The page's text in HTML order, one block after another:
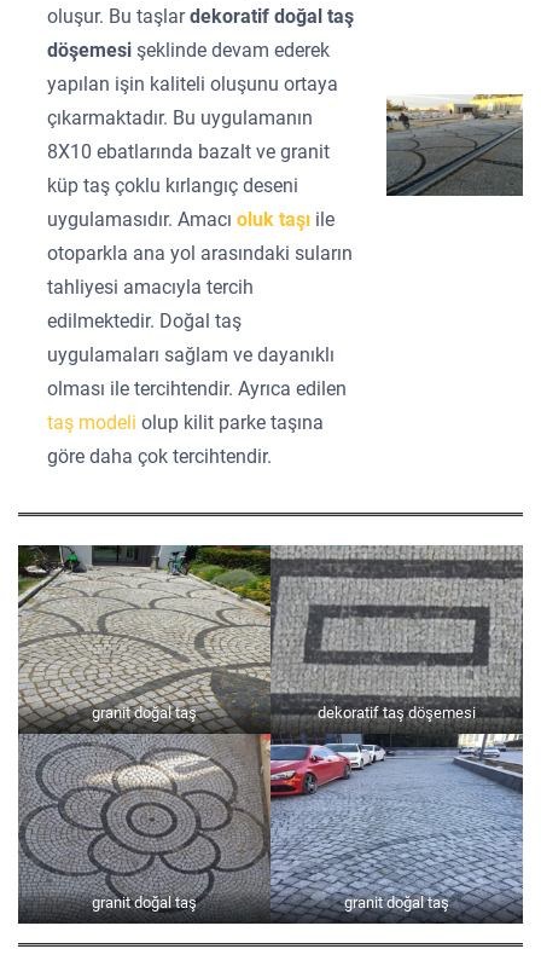
oluşur. Bu taşlardekoratif doğal taş
döşemesişeklinde devam ederek
yapılan işin kaliteli oluşunu ortaya
çıkarmaktadır. Bu uygulamanın
8X10 ebatlarında bazalt ve granit
küp taş çoklu kırlangıç deseni
uygulamasıdır. Amacıoluk taşı ile
otoparkla ana yol arasındaki suların
tahliyesi amacıyla tercih
edilmektedir. Doğal taş
uygulamaları sağlam ve dayanıklı
olması ile tercihtendir. Ayrıca edilen
taş modeliolup kilit parke taşına
göre daha çok tercihtendir.
granit doğal taş dekoratif taş döşemesi
granit doğal taş granit doğal taş